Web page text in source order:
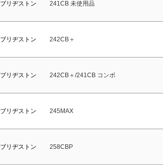
ブリヂストン 241CB 未使用品
ブリヂストン 242CB＋
ブリヂストン 242CB＋/241CB コンボ
ブリヂストン 245MAX
ブリヂストン 258CBP